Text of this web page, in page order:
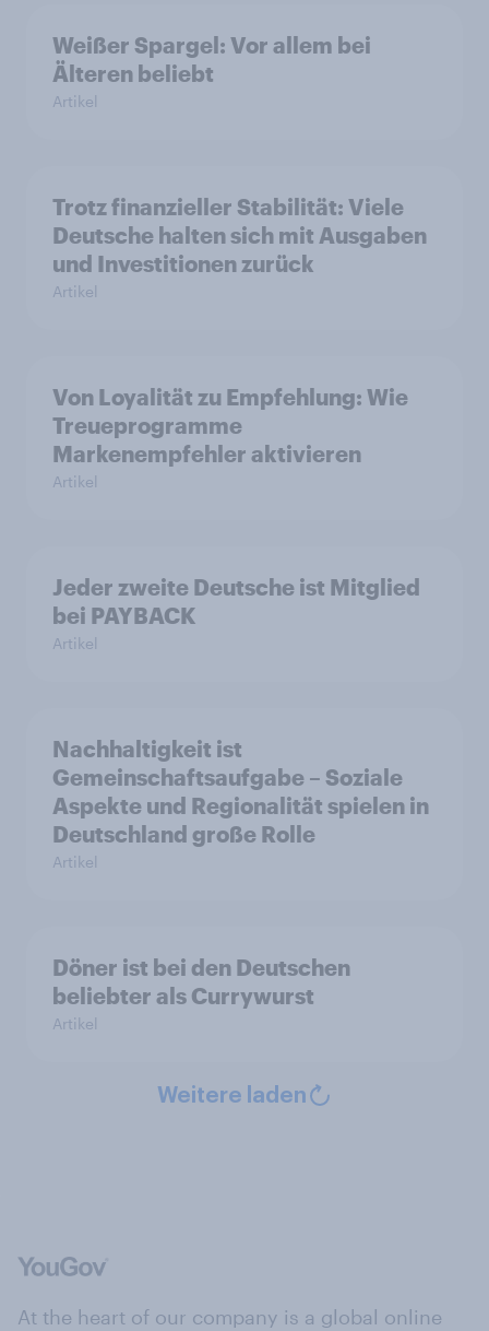
Weißer Spargel: Vor allem bei
Älteren beliebt
Artikel
Trotz finanzieller Stabilität: Viele
Deutsche halten sich mit Ausgaben
und Investitionen zurück
Artikel
Von Loyalität zu Empfehlung: Wie
Treueprogramme
Markenempfehler aktivieren
Artikel
Jeder zweite Deutsche ist Mitglied
bei PAYBACK
Artikel
Nachhaltigkeit ist
Gemeinschaftsaufgabe – Soziale
Aspekte und Regionalität spielen in
Deutschland große Rolle
Artikel
Döner ist bei den Deutschen
beliebter als Currywurst
Artikel
Weitere laden
At the heart of our company is a global online